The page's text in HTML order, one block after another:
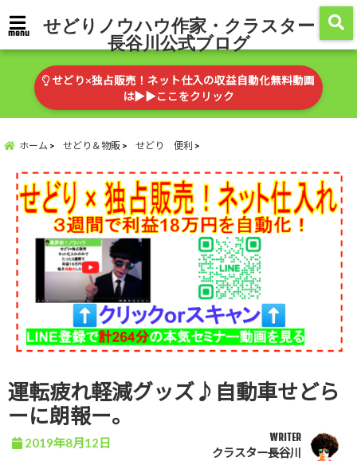
menu せどりノウハウ作家・クラスター
長谷川公式ブログ
せどり×独占販売！ネット仕入の収益自動化無料動画
は▶︎▶︎ここをクリック
ホーム せどり＆物販 せどり 便利
運転疲れ軽減グッズ♪自動車せどら
ーに朗報ー。
2019年8月12日 WRITER
クラスター長谷川